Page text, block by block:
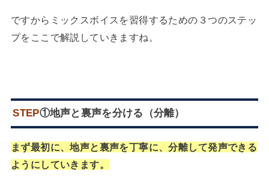
ですからミックスボイスを習得するための３つのステッ
プをここで解説していきますね。
STEP①地声と裏声を分ける（分離）
まず最初に、地声と裏声を丁寧に、分離して発声できる
ようにしていきます。